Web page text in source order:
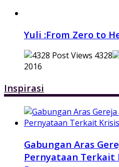
Yuli :From Zero to
4328
2016
Inspirasi
Gabungan Aras
Pernyataan Terkait